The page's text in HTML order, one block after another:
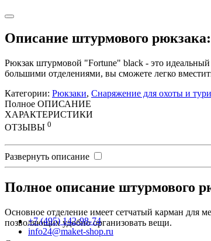
+7 (495) 142-98-74
info24@maket-shop.ru
Описание штурмового рюкзака:
Рюкзак штурмовой "Fortune" black - это
большими отделениями, вы сможете легко
Категории: Рюкзаки, Снаряжение для охоты и
Полное ОПИСАНИЕ
ХАРАКТЕРИСТИКИ
ОТЗЫВЫ 0
Развернуть описание
Полное описание штурмового
Основное отделение имеет сетчатый карман для
позволяющих удобно организовать вещи.